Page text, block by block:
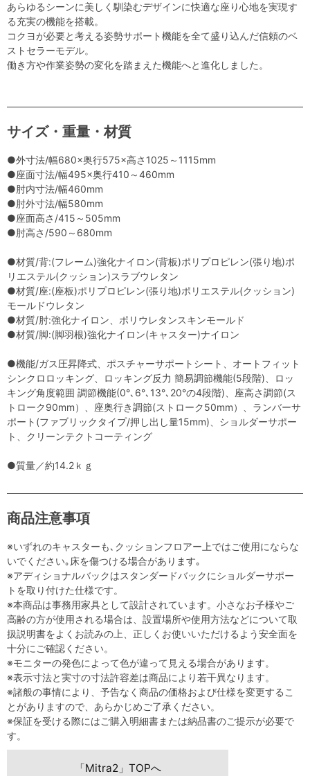
あらゆるシーンに美しく馴染むデザインに快適な座り心地を実現す
る充実の機能を搭載。
コクヨが必要と考える姿勢サポート機能を全て盛り込んだ信頼のベ
ストセラーモデル。
働き方や作業姿勢の変化を踏まえた機能へと進化しました。
サイズ・重量・材質
●外寸法/幅680×奥行575×高さ1025～1115mm
●座面寸法/幅495×奥行410～460mm
●肘内寸法/幅460mm
●肘外寸法/幅580mm
●座面高さ/415～505mm
●肘高さ/590～680mm
●材質/背:(フレーム)強化ナイロン(背板)ポリプロピレン(張り地)ポ
リエステル(クッション)スラブウレタン
●材質/座:(座板)ポリプロピレン(張り地)ポリエステル(クッション)
モールドウレタン
●材質/肘:強化ナイロン、ポリウレタンスキンモールド
●材質/脚:(脚羽根)強化ナイロン(キャスター)ナイロン
●機能/ガス圧昇降式、ポスチャーサポートシート、オートフィット
シンクロロッキング、ロッキング反力 簡易調節機能(5段階)、ロッ
キング角度範囲 調節機能(0°､6°､13°､20°の4段階)、座高さ調節(ス
トローク90mm）、座奥行き調節(ストローク50mm）、ランバーサ
ポート(ファブリックタイプ/押し出し量15mm)、ショルダーサポー
ト、クリーンテクトコーティング
●質量／約14.2ｋｇ
商品注意事項
※いずれのキャスターも､クッションフロアー上ではご使用にならな
いでください｡床を傷つける場合があります｡
※アディショナルバックはスタンダードバックにショルダーサポー
トを取り付けた仕様です。
※本商品は事務用家具として設計されています。小さなお子様やご
高齢の方が使用される場合は、設置場所や使用方法などについて取
扱説明書をよくお読みの上、正しくお使いいただけるよう安全面を
十分にご確認ください。
※モニターの発色によって色が違って見える場合があります。
※表示寸法と実寸の寸法許容差は商品により若干異なります。
※諸般の事情により、予告なく商品の価格および仕様を変更するこ
とがありますので、あらかじめご了承ください。
※保証を受ける際にはご購入明細書または納品書のご提示が必要で
す。
「Mitra2」TOPへ